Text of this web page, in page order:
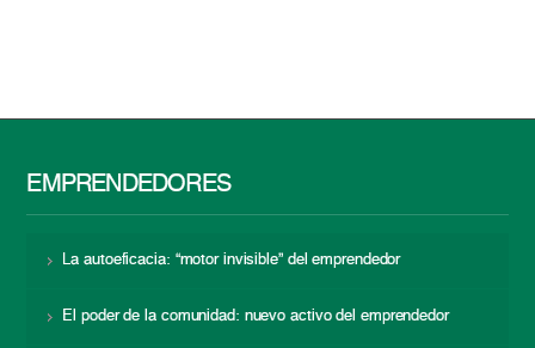
EMPRENDEDORES
La autoeficacia: “motor invisible” del emprendedor
El poder de la comunidad: nuevo activo del emprendedor